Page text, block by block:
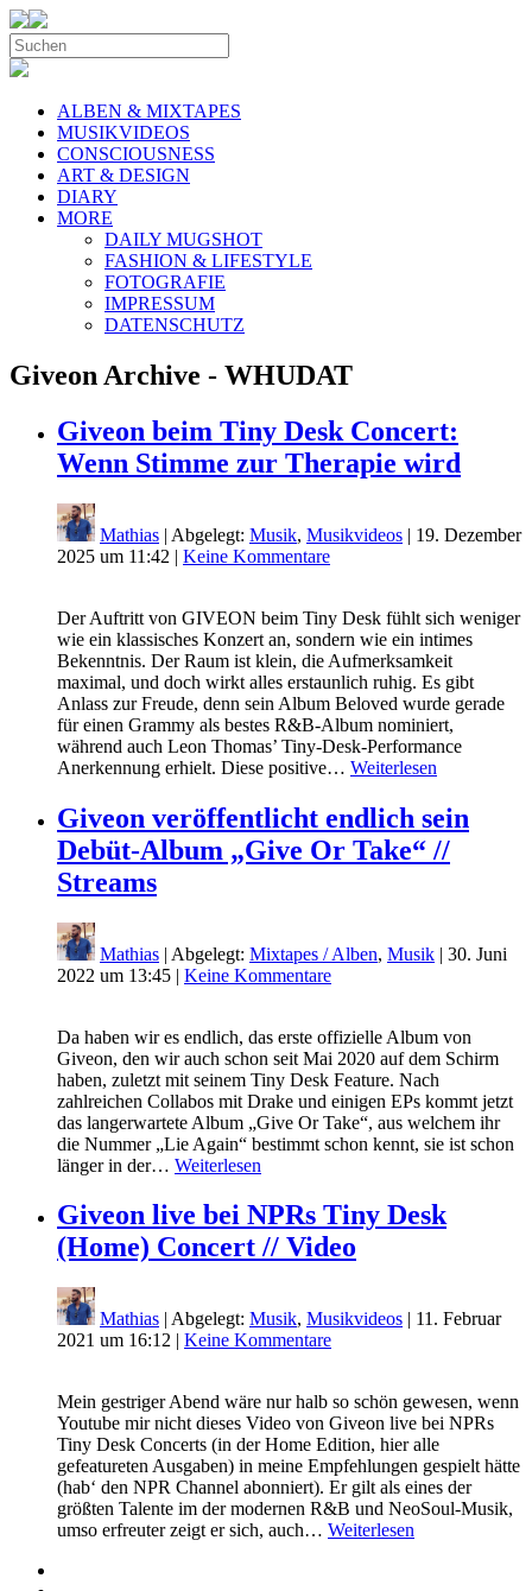
ALBEN & MIXTAPES
MUSIKVIDEOS
CONSCIOUSNESS
ART & DESIGN
DIARY
MORE
DAILY MUGSHOT
FASHION & LIFESTYLE
FOTOGRAFIE
IMPRESSUM
DATENSCHUTZ
Giveon Archive - WHUDAT
Giveon beim Tiny Desk Concert:
Wenn Stimme zur Therapie wird
Mathias | Abgelegt: Musik, Musikvideos | 19. Dezember
2025 um 11:42 | Keine Kommentare
Der Auftritt von GIVEON beim Tiny Desk fühlt sich weniger
wie ein klassisches Konzert an, sondern wie ein intimes
Bekenntnis. Der Raum ist klein, die Aufmerksamkeit
maximal, und doch wirkt alles erstaunlich ruhig. Es gibt
Anlass zur Freude, denn sein Album Beloved wurde gerade
für einen Grammy als bestes R&B-Album nominiert,
während auch Leon Thomas’ Tiny-Desk-Performance
Anerkennung erhielt. Diese positive… Weiterlesen
Giveon veröffentlicht endlich sein
Debüt-Album „Give Or Take“ //
Streams
Mathias | Abgelegt: Mixtapes / Alben, Musik | 30. Juni
2022 um 13:45 | Keine Kommentare
Da haben wir es endlich, das erste offizielle Album von
Giveon, den wir auch schon seit Mai 2020 auf dem Schirm
haben, zuletzt mit seinem Tiny Desk Feature. Nach
zahlreichen Collabos mit Drake und einigen EPs kommt jetzt
das langerwartete Album „Give Or Take“, aus welchem ihr
die Nummer „Lie Again“ bestimmt schon kennt, sie ist schon
länger in der… Weiterlesen
Giveon live bei NPRs Tiny Desk
(Home) Concert // Video
Mathias | Abgelegt: Musik, Musikvideos | 11. Februar
2021 um 16:12 | Keine Kommentare
Mein gestriger Abend wäre nur halb so schön gewesen, wenn
Youtube mir nicht dieses Video von Giveon live bei NPRs
Tiny Desk Concerts (in der Home Edition, hier alle
gefeatureten Ausgaben) in meine Empfehlungen gespielt hätte
(hab‘ den NPR Channel abonniert). Er gilt als eines der
größten Talente im der modernen R&B und NeoSoul-Musik,
umso erfreuter zeigt er sich, auch… Weiterlesen